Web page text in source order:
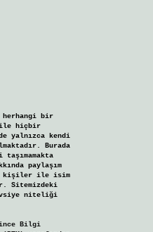
bir
ile hiçbir
yalnızca kendi
Burada
paylaşım
ve kişiler ile isim
Sitemizdeki
niteliği
Bilgi